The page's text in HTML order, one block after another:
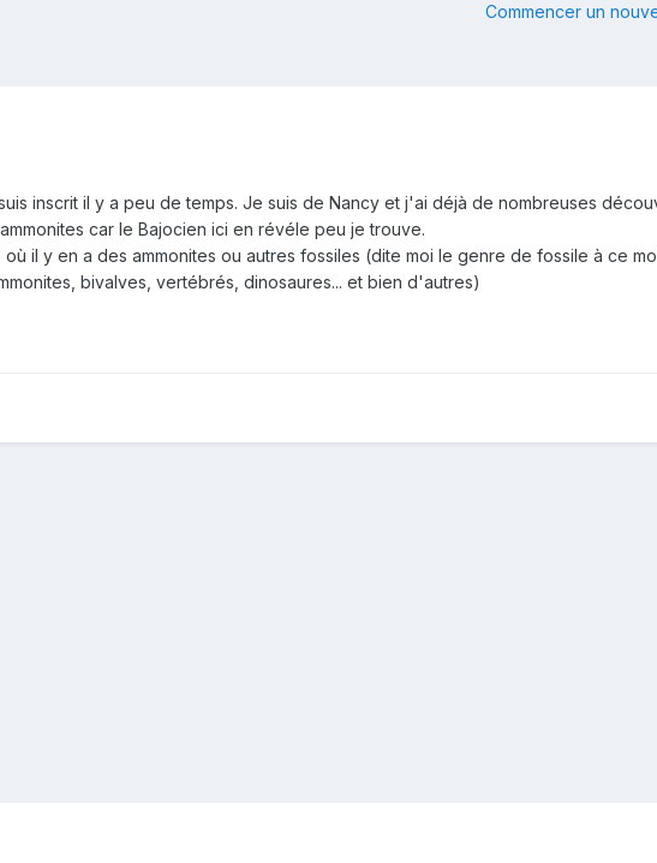
Commencer un
inscrit il y a peu de temps. Je suis de Nancy et j'ai déjà de nombreuses
car le Bajocien ici en révéle peu je trouve.
il y en a des ammonites ou autres fossiles (dite moi le genre de fossile à ce
bivalves, vertébrés, dinosaures... et bien d'autres)